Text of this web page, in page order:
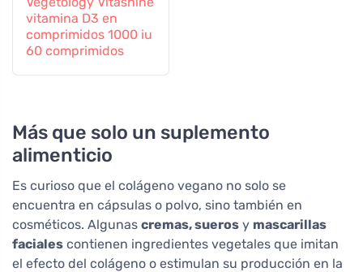
vitamina D3 en
comprimidos 1000 iu
60 comprimidos
Más que solo un suplemento
alimenticio
Es curioso que el colágeno vegano no solo se
encuentra en cápsulas o polvo, sino también en
cosméticos. Algunas cremas, sueros y mascarillas
faciales contienen ingredientes vegetales que imitan
el efecto del colágeno o estimulan su producción en la